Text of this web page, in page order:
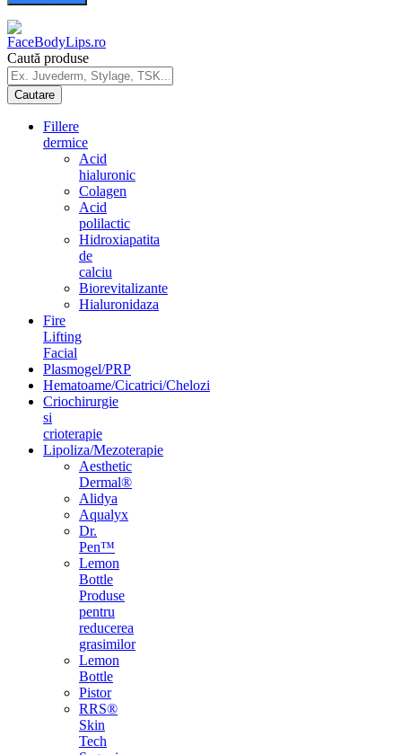
Caută produse
Fillere
dermice
Acid
hialuronic
Colagen
Acid
polilactic
Hidroxiapatita
de
calciu
Biorevitalizante
Hialuronidaza
Fire
Lifting
Facial
Plasmogel/PRP
Hematoame/Cicatrici/Chelozi
Criochirurgie
si
crioterapie
Lipoliza/Mezoterapie
Aesthetic
Dermal®
Alidya
Aqualyx
Dr.
Pen™
Lemon
Bottle
Produse
pentru
reducerea
grasimilor
Lemon
Bottle
Pistor
RRS®
Skin
Tech